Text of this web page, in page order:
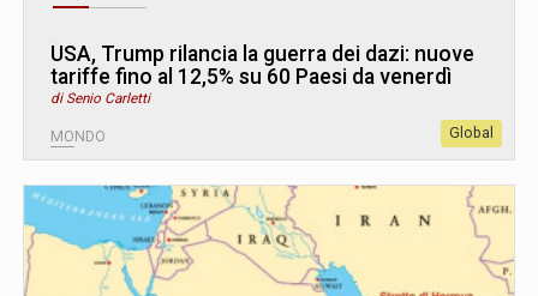
USA, Trump rilancia la guerra dei dazi: nuove
tariffe fino al 12,5% su 60 Paesi da venerdì
di Senio Carletti
MONDO Global